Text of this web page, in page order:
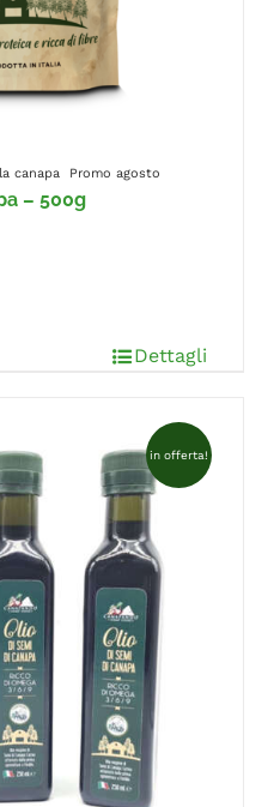
canapa Promo agosto
– 500g
Dettagli
in offerta!